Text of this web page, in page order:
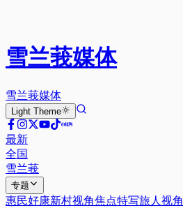
雪兰莪媒体
雪兰莪媒体
Light Theme
最新
全国
雪兰莪
专题
惠民好康新村视角焦点特写旅人视角